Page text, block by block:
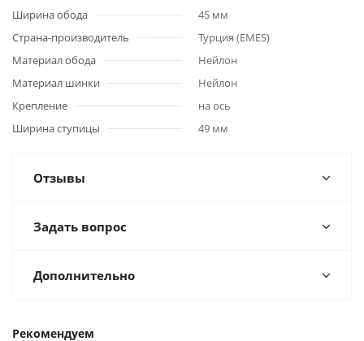
Ширина обода
45 мм
Страна-производитель
Турция (EMES)
Материал обода
Нейлон
Материал шинки
Нейлон
Крепление
на ось
Ширина ступицы
49 мм
Отзывы
Задать вопрос
Дополнительно
Рекомендуем